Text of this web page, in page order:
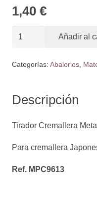
1,40 €
Tirador
Metal
IDEAS
cantidad
Añadir al
Categorías: Abalorios,
Descripción
Tirador Cremallera Metal
Para cremallera
Ref. MPC9613